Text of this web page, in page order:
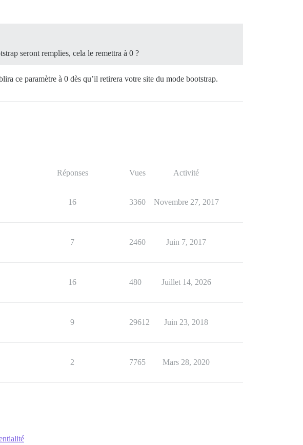
seront remplies, cela le remettra à 0 ?
ce paramètre à 0 dès qu’il retirera votre site du mode bootstrap.
Réponses Vues Activité
16 3360 Novembre 27, 2017
7 2460 Juin 7, 2017
16 480 Juillet 14, 2026
9 29612 Juin 23, 2018
2 7765 Mars 28, 2020